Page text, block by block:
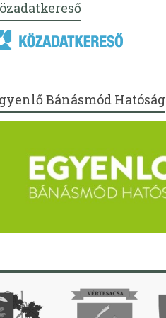
Bánásmód Hatóság